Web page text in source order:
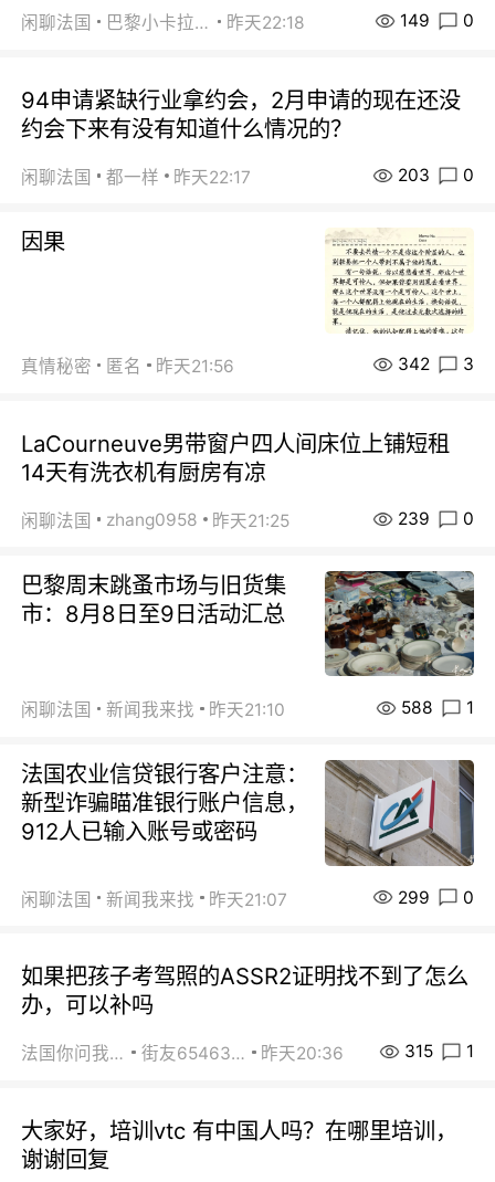
闲聊法国 巴黎小卡拉咪 昨天22:18 149 0
94申请紧缺行业拿约会，2月申请的现在还没
约会下来有没有知道什么情况的？
闲聊法国 都一样 昨天22:17 203 0
因果
真情秘密 匿名 昨天21:56 342 3
LaCourneuve男带窗户四人间床位上铺短租
14天有洗衣机有厨房有凉
闲聊法国 zhang0958 昨天21:25 239 0
巴黎周末跳蚤市场与旧货集
市：8月8日至9日活动汇总
闲聊法国 新闻我来找 昨天21:10 588 1
法国农业信贷银行客户注意：
新型诈骗瞄准银行账户信息，
912人已输入账号或密码
闲聊法国 新闻我来找 昨天21:07 299 0
如果把孩子考驾照的ASSR2证明找不到了怎么
办，可以补吗
法国你问我答 街友65463281 昨天20:36 315 1
大家好，培训vtc 有中国人吗？在哪里培训，
谢谢回复